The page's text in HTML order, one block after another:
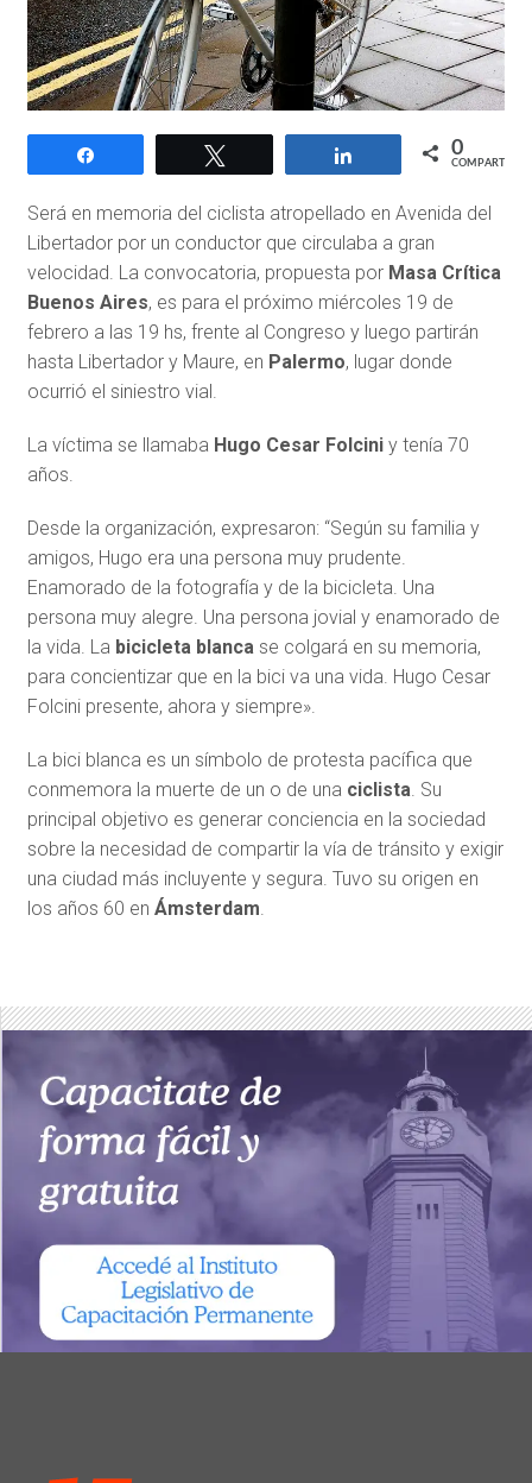
Compartir 0
COMPARTIR
Será en memoria del ciclista atropellado en Avenida del
Libertador por un conductor que circulaba a gran
velocidad. La convocatoria, propuesta por Masa Crítica
Buenos Aires, es para el próximo miércoles 19 de
febrero a las 19 hs, frente al Congreso y luego partirán
hasta Libertador y Maure, en Palermo, lugar donde
ocurrió el siniestro vial.
La víctima se llamaba Hugo Cesar Folciniy tenía 70
años.
Desde la organización, expresaron: “Según su familia y
amigos, Hugo era una persona muy prudente.
Enamorado de la fotografía y de la bicicleta. Una
persona muy alegre. Una persona jovial y enamorado de
la vida. La bicicleta blancase colgará en su memoria,
para concientizar que en la bici va una vida. Hugo Cesar
Folcini presente, ahora y siempre».
La bici blanca es un símbolo de protesta pacífica que
conmemora la muerte de un o de una ciclista. Su
principal objetivo es generar conciencia en la sociedad
sobre la necesidad de compartir la vía de tránsito y exigir
una ciudad más incluyente y segura. Tuvo su origen en
los años 60 en Ámsterdam.